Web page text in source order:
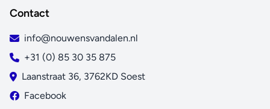
Contact
info@nouwensvandalen.nl
+31 (0) 85 30 35 875
Laanstraat 36, 3762KD Soest
Facebook